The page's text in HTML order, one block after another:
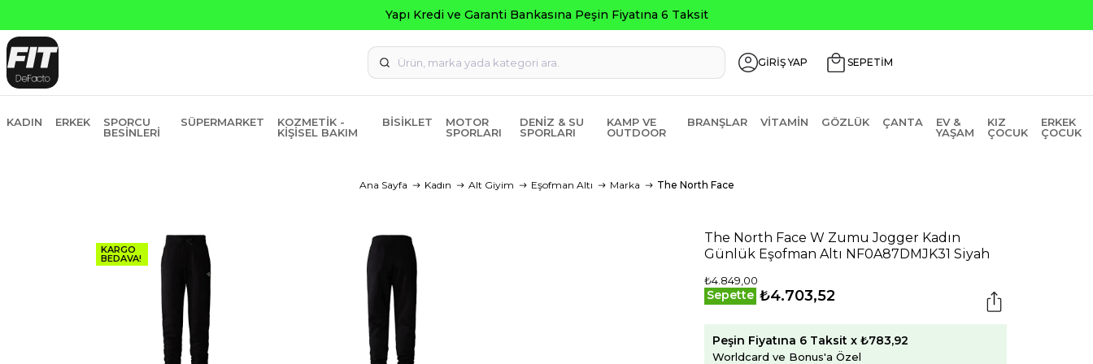
Yapı Kredi ve Garanti Bankasına Peşin Fiyatına 6 Taksit
GİRİŞ YAP SEPETİM
KADIN ERKEK
SPORCU
BESINLERI
SÜPERMARKET
KOZMETIK -
KIŞISEL BAKIM
BISIKLET
MOTOR
SPORLARI
DENIZ & SU
SPORLARI
KAMP VE
OUTDOOR
BRANŞLAR VITAMIN GÖZLÜK ÇANTA
EV &
YAŞAM
KIZ
ÇOCUK
ERKEK
ÇOCUK
Ana Sayfa Kadın Alt Giyim Eşofman Altı Marka The North Face
KARGO
BEDAVA!
The North Face W Zumu Jogger Kadın
Günlük Eşofman Altı NF0A87DMJK31 Siyah
₺4.849,00
Sepette ₺4.703,52
Peşin Fiyatına 6 Taksit x ₺783,92
Worldcard ve Bonus'a Özel